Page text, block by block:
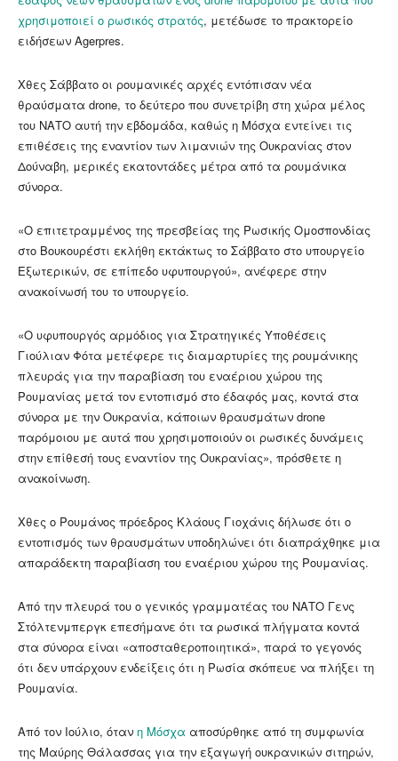
χρησιμοποιεί ο ρωσικός στρατός, μετέδωσε το πρακτορείο
ειδήσεων Agerpres.
Χθες Σάββατο οι ρουμανικές αρχές εντόπισαν νέα
θραύσματα drone, το δεύτερο που συνετρίβη στη χώρα μέλος
του ΝΑΤΟ αυτή την εβδομάδα, καθώς η Μόσχα εντείνει τις
επιθέσεις της εναντίον των λιμανιών της Ουκρανίας στον
Δούναβη, μερικές εκατοντάδες μέτρα από τα ρουμάνικα
σύνορα.
«Ο επιτετραμμένος της πρεσβείας της Ρωσικής Ομοσπονδίας
στο Βουκουρέστι εκλήθη εκτάκτως το Σάββατο στο υπουργείο
Εξωτερικών, σε επίπεδο υφυπουργού», ανέφερε στην
ανακοίνωσή του το υπουργείο.
«Ο υφυπουργός αρμόδιος για Στρατηγικές Υποθέσεις
Γιούλιαν Φότα μετέφερε τις διαμαρτυρίες της ρουμάνικης
πλευράς για την παραβίαση του εναέριου χώρου της
Ρουμανίας μετά τον εντοπισμό στο έδαφός μας, κοντά στα
σύνορα με την Ουκρανία, κάποιων θραυσμάτων drone
παρόμοιου με αυτά που χρησιμοποιούν οι ρωσικές δυνάμεις
στην επίθεσή τους εναντίον της Ουκρανίας», πρόσθετε η
ανακοίνωση.
Χθες ο Ρουμάνος πρόεδρος Κλάους Γιοχάνις δήλωσε ότι ο
εντοπισμός των θραυσμάτων υποδηλώνει ότι διαπράχθηκε μια
απαράδεκτη παραβίαση του εναέριου χώρου της Ρουμανίας.
Από την πλευρά του ο γενικός γραμματέας του ΝΑΤΟ Γενς
Στόλτενμπεργκ επεσήμανε ότι τα ρωσικά πλήγματα κοντά
στα σύνορα είναι «αποσταθεροποιητικά», παρά το γεγονός
ότι δεν υπάρχουν ενδείξεις ότι η Ρωσία σκόπευε να πλήξει τη
Ρουμανία.
Από τον Ιούλιο, όταν η Μόσχα αποσύρθηκε από τη συμφωνία
της Μαύρης Θάλασσας για την εξαγωγή ουκρανικών σιτηρών,